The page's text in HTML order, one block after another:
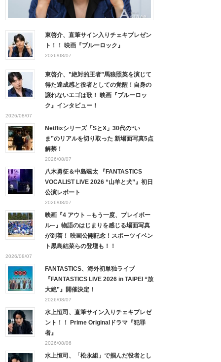
東啓介、直筆サイン入りチェキプレゼン
ト！！ 映画『ブルーロック』
2026/08/07
東啓介、”絶対的王者”馬狼照英を演じて
得た達成感と役者としての覚醒！自身の
譲れないエゴは歌！ 映画『ブルーロッ
ク』インタビュー！
2026/08/07
Netflixシリーズ「SとX」30代の“い
ま”のリアルを切り取った 新場面写真5点
解禁！
2026/08/07
八木勇征＆中島颯太 『FANTASTICS
VOCALIST LIVE 2026 “山羊と犬”』初日
公演レポート
2026/08/07
映画『4 アウト ─もう一度、プレイボー
ル─』物語のはじまりを感じる場面写真
が到着！ 映画公開記念！スポーツイベン
ト黒島結菜らの登壇も！！
2026/08/07
FANTASTICS、海外初単独ライブ
『FANTASTICS LIVE 2026 in TAIPEI “放
大絶”』開催決定！
2026/08/07
水上恒司、直筆サイン入りチェキプレゼ
ント！！ Prime Originalドラマ『犯罪
者』
2026/08/06
水上恒司、「松永組」で掴んだ役者とし